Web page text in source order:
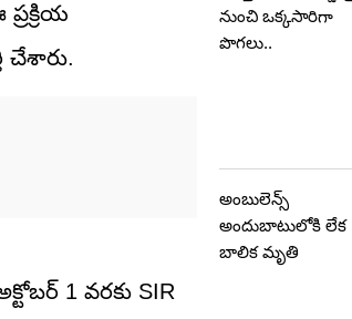
చేశారు.
1 వరకు SIR
నుంచి ఒక్కసారిగా
పొగలు..
అంబులెన్స్
అందుబాటులోకి లేక
బాలిక మృతి